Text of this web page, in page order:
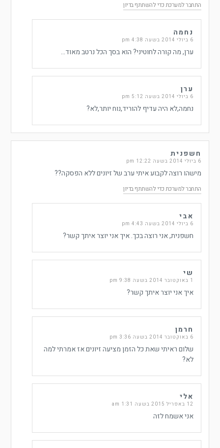
התחבר למערכת כדי להשתתף בדיון
נחמה
6 ביולי 2014 בשעה 4:38 pm
ערן, מה קורה לחוטיני? הוא בסך הכל נרטב מאוד…
ערן
6 ביולי 2014 בשעה 5:12 pm
נחמה,לא היה עדיף להוריד,נוח יותר,לא?
חשפנית
6 ביולי 2014 בשעה 12:22 pm
מישהו רוצה לקבוע איתי ערב של זיונים ללא הפסקה??
התחבר למערכת כדי להשתתף בדיון
אבי
6 ביולי 2014 בשעה 4:43 pm
חשפנית, אני רוצה בכך. איך אני יוצר איתך קשר?
שי
1 באוקטובר 2014 בשעה 9:38 pm
איך אני יוצר איתך קשר?
חרמן
6 באוקטובר 2014 בשעה 3:36 pm
שלום ראיתי שאת כל הזמן מציעה זיונים אז אמרתי למה
לא?
אלי
12 באפריל 2015 בשעה 1:31 am
אני אשמח לזה